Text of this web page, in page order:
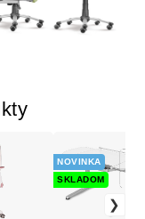
NOVINKA
SKLADOM